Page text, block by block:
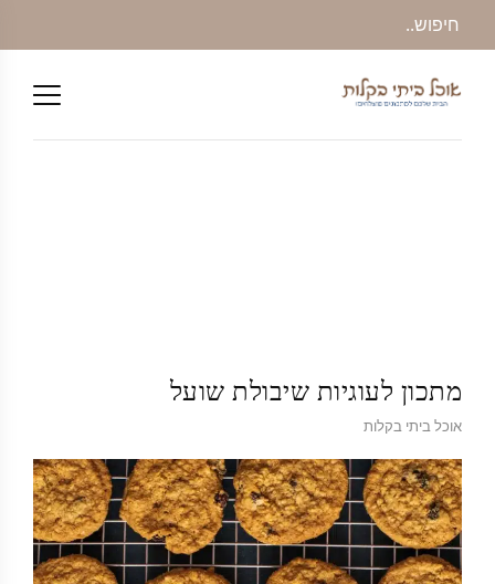
מתכון לעוגיות שיבולת שועל
אוכל ביתי בקלות